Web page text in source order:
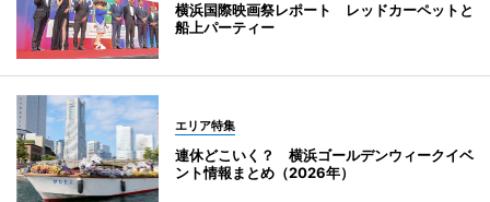
横浜国際映画祭レポート レッドカーペットと
船上パーティー
エリア特集
連休どこいく？ 横浜ゴールデンウィークイベ
ント情報まとめ（2026年）